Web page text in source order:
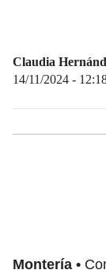
Claudia
14/11/2024 -
Montería